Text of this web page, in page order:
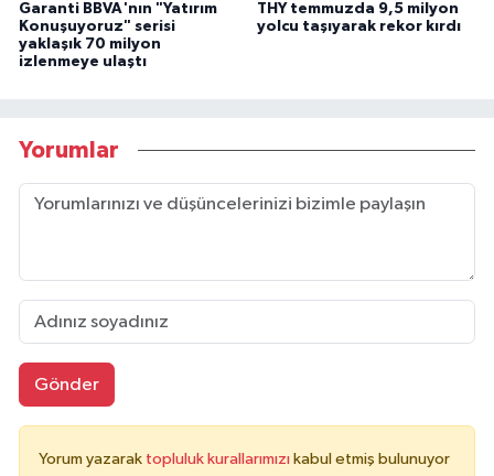
Garanti BBVA'nın "Yatırım
Konuşuyoruz" serisi
yaklaşık 70 milyon
izlenmeye ulaştı
THY temmuzda 9,5 milyon
yolcu taşıyarak rekor kırdı
Yorumlar
Gönder
Yorum yazarak topluluk kurallarımızı kabul etmiş bulunuyor